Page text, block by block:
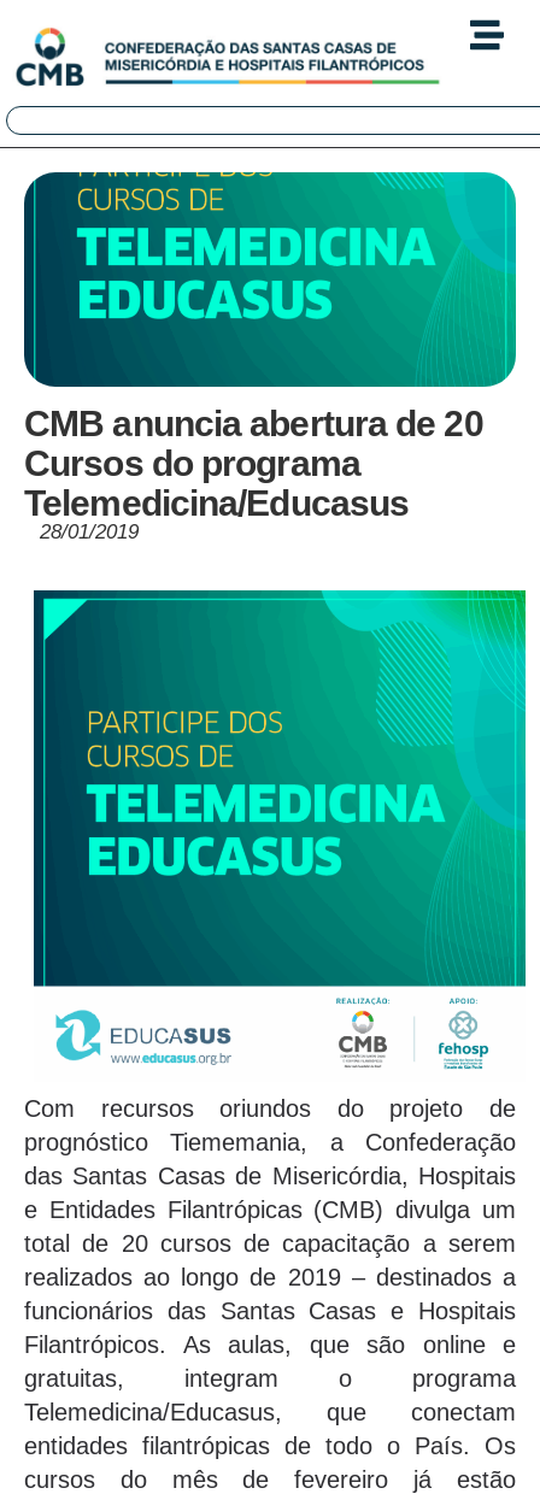
CMB anuncia abertura de 20
Cursos do programa
Telemedicina/Educasus
28/01/2019
Com recursos oriundos do projeto de
prognóstico Tiememania, a Confederação
das Santas Casas de Misericórdia, Hospitais
e Entidades Filantrópicas (CMB) divulga um
total de 20 cursos de capacitação a serem
realizados ao longo de 2019 – destinados a
funcionários das Santas Casas e Hospitais
Filantrópicos. As aulas, que são online e
gratuitas, integram o programa
Telemedicina/Educasus, que conectam
entidades filantrópicas de todo o País. Os
cursos do mês de fevereiro já estão